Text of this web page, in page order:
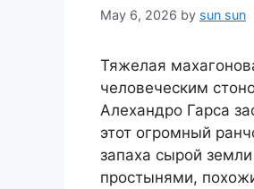
May 6, 2026 by sun sun
Тяжелая
человеческим
Алехандро Гарса
этот огромный
запаха сырой
простынями,